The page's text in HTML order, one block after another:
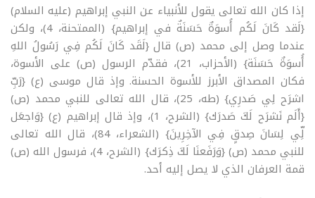
إذا كان الله تعالى يقول للأنبياء عن النبي إبراهيم (عليه السلام)
{لَقد كَانَ لَكُم أُسوَةٌ حَسَنَةٌ في إبراهيم} (الممتحنة، 4)، ولكن
عندما وصل إلى محمد (ص) قال {لَقَد كَانَ لَكُم فِي رَسُولُ اللهِ
أُسوَةٌ حَسَنَة} (الأحزاب، 21)، فقدّم الرسول (ص) على الأسوة،
فكان المصداق الأبرز للأسوة الحسنة. وإذ قال موسى (ع) {رَبِّ
اشرَح لِي صَدرِي} (طه، 25)، قال الله تعالى للنبي محمد (ص)
{أَلَم نَشرَح لَكَ صَدرَك} (الشرح، 1)، وإذ قال إبراهيم (ع) {وَاجعَل
لِّي لِسَانَ صِدقٍ فِي الآخِرِينَ} (الشعراء، 84)، قال الله تعالى
للنبي محمد (ص) {وَرَفَعنَا لَكَ ذِكرَك} (الشرح، 4)، فرسول الله (ص)
قمة العرفان الذي لا يصل إليه أحد.